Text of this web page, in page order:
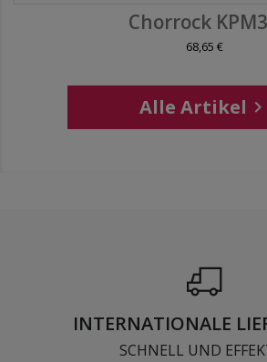
Chorrock
68,65 €
Alle Artikel 
INTERNATIONALE
SCHNELL UND